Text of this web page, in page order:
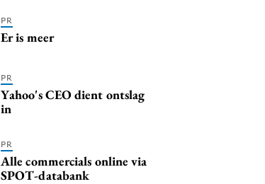
PR
Er is meer
PR
Yahoo's CEO dient ontslag
in
PR
Alle commercials online via
SPOT-databank